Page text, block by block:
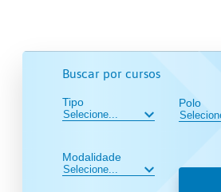
Buscar por cursos
Tipo
Modalidade
Polo